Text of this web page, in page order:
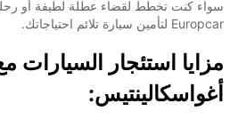
سواء كنت تخطط لقضاء عطلة لطيفة أو
Europcar لتأمين سيارة تلائم احتياجاتك.
أغواسكالينتيس: